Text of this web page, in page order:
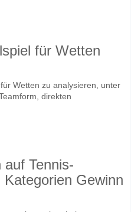
für Wetten
Wetten zu analysieren, unter
direkten
Tennis-
Gewinn